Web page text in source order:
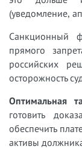
(уведомление,
Санкционный
прямого
российских
осторожность
Оптимальная
готовить
обеспечить
активы